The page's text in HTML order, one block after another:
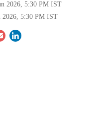
2026, 5:30 PM IST
2026, 5:30 PM IST